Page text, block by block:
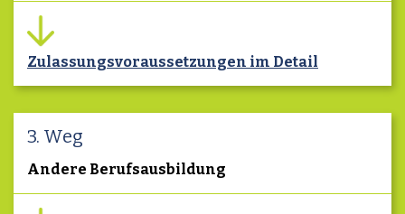
Zulassungsvoraussetzungen im Detail
3. Weg
Andere Berufsausbildung